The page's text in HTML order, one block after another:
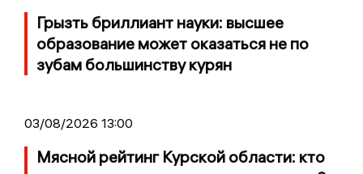
Грызть бриллиант науки: высшее
образование может оказаться не по
зубам большинству курян
03/08/2026 13:00
Мясной рейтинг Курской области: кто